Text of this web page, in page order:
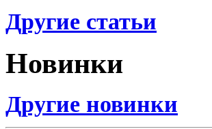
Другие статьи
Новинки
Другие новинки